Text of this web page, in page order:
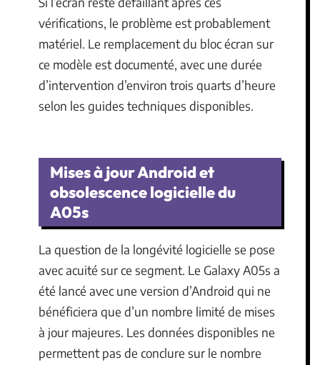
vérifications, le problème est probablement
matériel. Le remplacement du bloc écran sur
ce modèle est documenté, avec une durée
d’intervention d’environ trois quarts d’heure
selon les guides techniques disponibles.
Mises à jour Android et
obsolescence logicielle du
A05s
La question de la longévité logicielle se pose
avec acuité sur ce segment. Le Galaxy A05s a
été lancé avec une version d’Android qui ne
bénéficiera que d’un nombre limité de mises
à jour majeures. Les données disponibles ne
permettent pas de conclure sur le nombre